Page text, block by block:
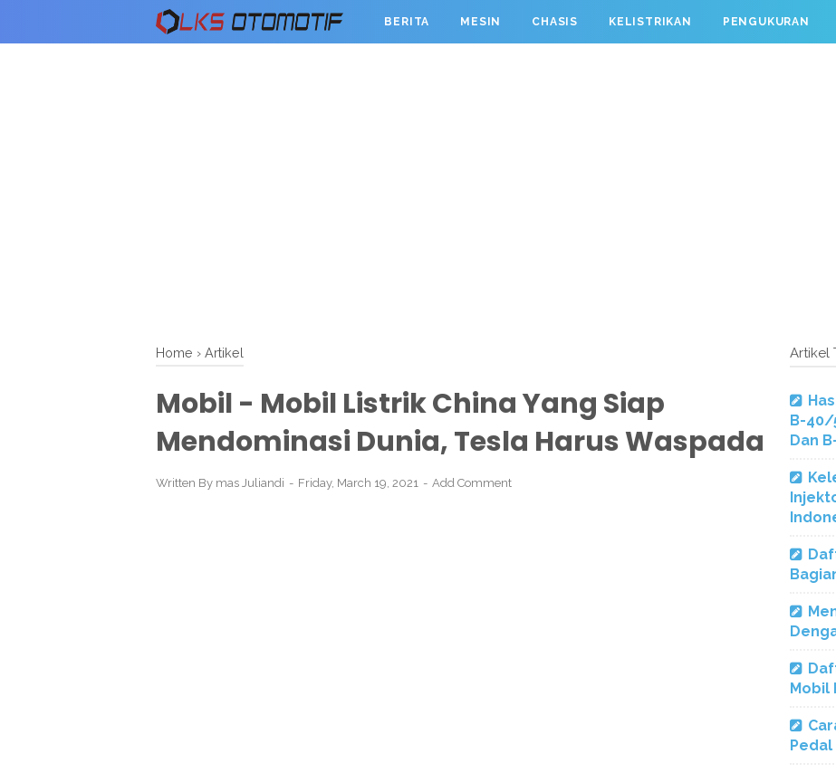
BERITA MESIN CHASIS KELISTRIKAN PENGUKURAN
Home › Artikel
Mobil - Mobil Listrik China Yang Siap
Mendominasi Dunia, Tesla Harus Waspada
Written By mas Juliandi Friday, March 19, 2021 Add Comment
Artikel
B-40/
Dan
Mobil
Pedal